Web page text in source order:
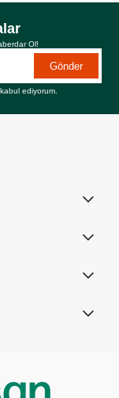
Ol!
Gönder
ediyorum.